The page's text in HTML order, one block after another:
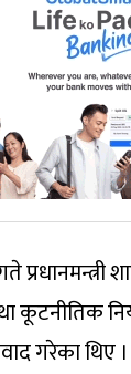
कूटनीतिक
गरेका थिए ।